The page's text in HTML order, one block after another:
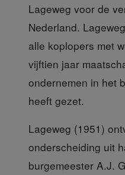
Lageweg voor de
Nederland.
alle koplopers met
vijftien jaar
ondernemen in het
heeft gezet.
Lageweg (1951)
onderscheiding uit
burgemeester A.J.